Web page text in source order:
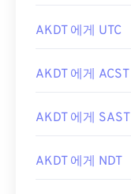
AKDT 에게 UTC
AKDT 에게 ACST
AKDT 에게 SAST
AKDT 에게 NDT